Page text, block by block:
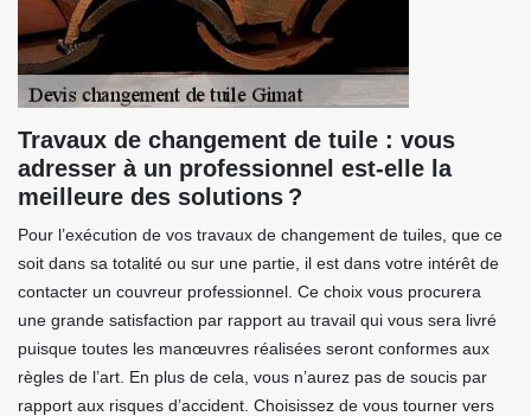
Travaux de changement de tuile : vous
adresser à un professionnel est-elle la
meilleure des solutions ?
Pour l’exécution de vos travaux de changement de tuiles, que ce
soit dans sa totalité ou sur une partie, il est dans votre intérêt de
contacter un couvreur professionnel. Ce choix vous procurera
une grande satisfaction par rapport au travail qui vous sera livré
puisque toutes les manœuvres réalisées seront conformes aux
règles de l’art. En plus de cela, vous n’aurez pas de soucis par
rapport aux risques d’accident. Choisissez de vous tourner vers